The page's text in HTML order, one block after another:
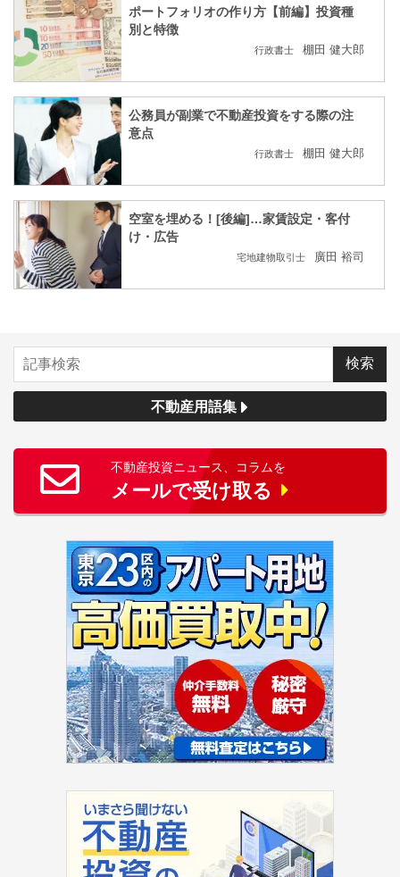
ポートフォリオの作り方【前編】投資種
別と特徴
行政書士 棚田 健大郎
公務員が副業で不動産投資をする際の注
意点
行政書士 棚田 健大郎
空室を埋める！[後編]…家賃設定・客付
け・広告
宅地建物取引士 廣田 裕司
不動産用語集
不動産投資ニュース、コラムを
メールで受け取る